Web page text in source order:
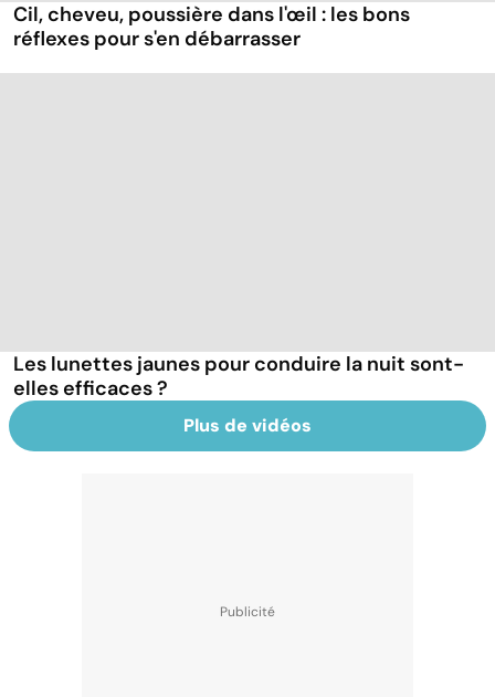
Cil, cheveu, poussière dans l'œil : les bons
réflexes pour s'en débarrasser
Les lunettes jaunes pour conduire la nuit sont-
elles efficaces ?
Plus de vidéos